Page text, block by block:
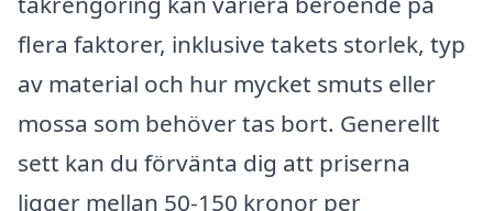
flera faktorer, inklusive takets storlek, typ
av material och hur mycket smuts eller
mossa som behöver tas bort. Generellt
sett kan du förvänta dig att priserna
ligger mellan 50-150 kronor per